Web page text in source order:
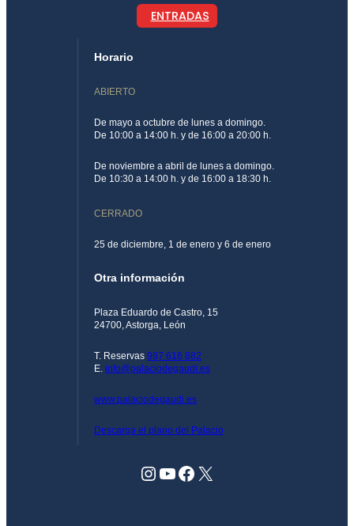
ENTRADAS
Horario
ABIERTO
De mayo a octubre de lunes a domingo.
De 10:00 a 14:00 h. y de 16:00 a 20:00 h.
De noviembre a abril de lunes a domingo.
De 10:30 a 14:00 h. y de 16:00 a 18:30 h.
CERRADO
25 de diciembre, 1 de enero y 6 de enero
Otra información
Plaza Eduardo de Castro, 15
24700, Astorga, León
T. Reservas 987 616 882
E. info@palaciodegaudi.es
www.palaciodegaudi.es
Descarga el plano del Palacio
Instagram
YouTube
Facebook
X